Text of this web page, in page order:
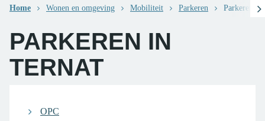
Home Wonen en omgeving Mobiliteit Parkeren Parkeren in
PARKEREN IN
TERNAT
OPC